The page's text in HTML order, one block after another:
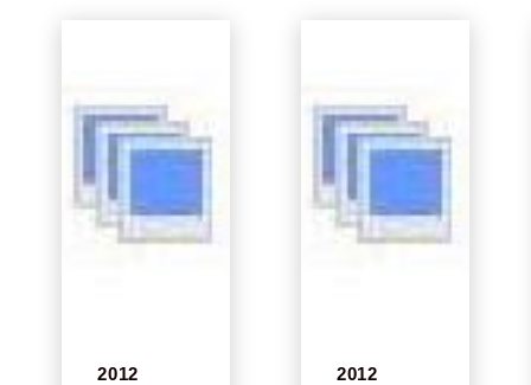
2012
2012